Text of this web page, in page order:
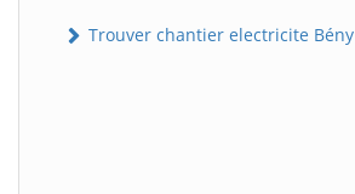
Trouver chantier electricite Bény